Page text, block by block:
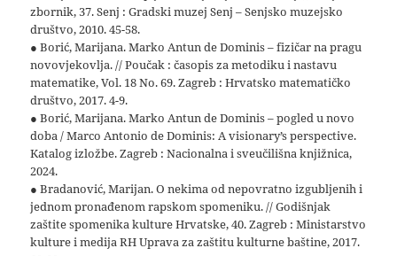
zbornik, 37. Senj : Gradski muzej Senj – Senjsko muzejsko
društvo, 2010. 45-58.
● Borić, Marijana. Marko Antun de Dominis – fizičar na pragu
novovjekovlja. // Poučak : časopis za metodiku i nastavu
matematike, Vol. 18 No. 69. Zagreb : Hrvatsko matematičko
društvo, 2017. 4-9.
● Borić, Marijana. Marko Antun de Dominis – pogled u novo
doba / Marco Antonio de Dominis: A visionary’s perspective.
Katalog izložbe. Zagreb : Nacionalna i sveučilišna knjižnica,
2024.
● Bradanović, Marijan. O nekima od nepovratno izgubljenih i
jednom pronađenom rapskom spomeniku. // Godišnjak
zaštite spomenika kulture Hrvatske, 40. Zagreb : Ministarstvo
kulture i medija RH Uprava za zaštitu kulturne baštine, 2017.